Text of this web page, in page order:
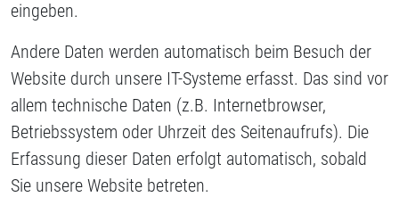
eingeben.
Andere Daten werden automatisch beim Besuch der
Website durch unsere IT-Systeme erfasst. Das sind vor
allem technische Daten (z.B. Internetbrowser,
Betriebssystem oder Uhrzeit des Seitenaufrufs). Die
Erfassung dieser Daten erfolgt automatisch, sobald
Sie unsere Website betreten.